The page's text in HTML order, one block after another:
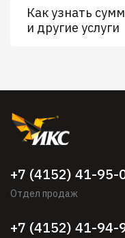
Как узнать
и другие услуги
+7 (4152) 41-95-
Отдел продаж
+7 (4152) 41-94-